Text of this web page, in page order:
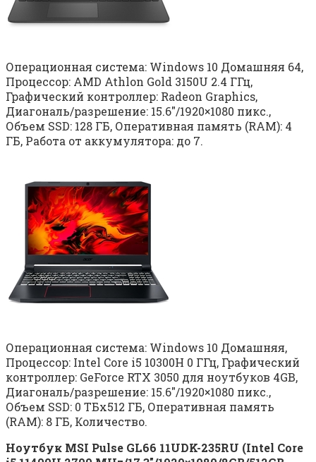
Операционная система: Windows 10 Домашняя 64,
Процессор: AMD Athlon Gold 3150U 2.4 ГГц,
Графический контроллер: Radeon Graphics,
Диагональ/разрешение: 15.6″/1920×1080 пикс.,
Объем SSD: 128 ГБ, Оперативная память (RAM): 4
ГБ, Работа от аккумулятора: до 7.
Операционная система: Windows 10 Домашняя,
Процессор: Intel Core i5 10300H 0 ГГц, Графический
контроллер: GeForce RTX 3050 для ноутбуков 4GB,
Диагональ/разрешение: 15.6″/1920×1080 пикс.,
Объем SSD: 0 ТБx512 ГБ, Оперативная память
(RAM): 8 ГБ, Количество.
Ноутбук MSI Pulse GL66 11UDK-235RU (Intel Core